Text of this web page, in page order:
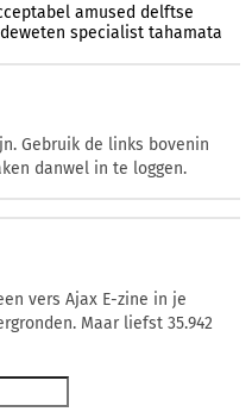
amused delftse
specialist tahamata
Gebruik de links bovenin
danwel in te loggen.
vers Ajax E-zine in je
Maar liefst 35.942